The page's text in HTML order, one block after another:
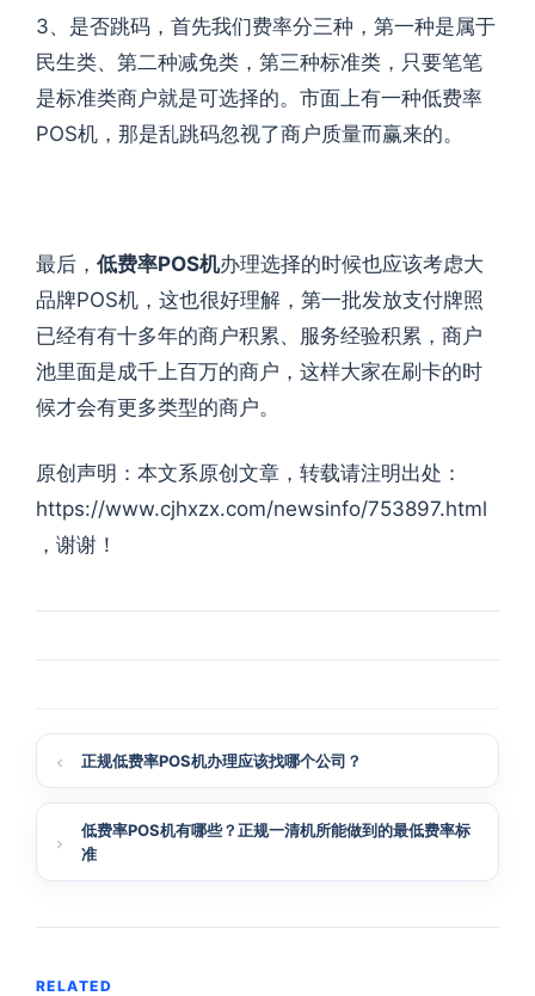
3、是否跳码，首先我们费率分三种，第一种是属于
民生类、第二种减免类，第三种标准类，只要笔笔
是标准类商户就是可选择的。市面上有一种低费率
POS机，那是乱跳码忽视了商户质量而赢来的。
最后， 低费率POS机办理选择的时候也应该考虑大
品牌POS机，这也很好理解，第一批发放支付牌照
已经有有十多年的商户积累、服务经验积累，商户
池里面是成千上百万的商户，这样大家在刷卡的时
候才会有更多类型的商户。
原创声明：本文系原创文章，转载请注明出处：
https://www.cjhxzx.com/newsinfo/753897.html
，谢谢！
正规低费率POS机办理应该找哪个公司？
低费率POS机有哪些？正规一清机所能做到的最低费率标
准
RELATED